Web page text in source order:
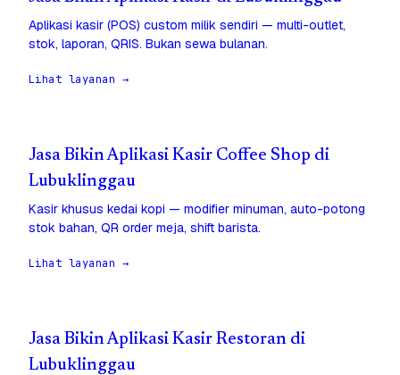
Aplikasi kasir (POS) custom milik sendiri — multi-outlet,
stok, laporan, QRIS. Bukan sewa bulanan.
Lihat layanan →
Jasa Bikin Aplikasi Kasir Coffee Shop di
Lubuklinggau
Kasir khusus kedai kopi — modifier minuman, auto-potong
stok bahan, QR order meja, shift barista.
Lihat layanan →
Jasa Bikin Aplikasi Kasir Restoran di
Lubuklinggau